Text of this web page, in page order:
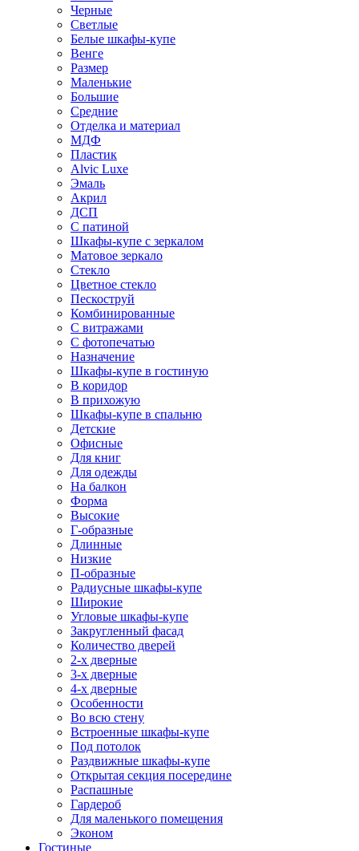
Черные
Светлые
Белые шкафы-купе
Венге
Размер
Маленькие
Большие
Средние
Отделка и материал
МДФ
Пластик
Alvic Luxe
Эмаль
Акрил
ДСП
С патиной
Шкафы-купе с зеркалом
Матовое зеркало
Стекло
Цветное стекло
Пескоструй
Комбинированные
С витражами
С фотопечатью
Назначение
Шкафы-купе в гостиную
В коридор
В прихожую
Шкафы-купе в спальню
Детские
Офисные
Для книг
Для одежды
На балкон
Форма
Высокие
Г-образные
Длинные
Низкие
П-образные
Радиусные шкафы-купе
Широкие
Угловые шкафы-купе
Закругленный фасад
Количество дверей
2-х дверные
3-х дверные
4-х дверные
Особенности
Во всю стену
Встроенные шкафы-купе
Под потолок
Раздвижные шкафы-купе
Открытая секция посередине
Распашные
Гардероб
Для маленького помещения
Эконом
Гостиные